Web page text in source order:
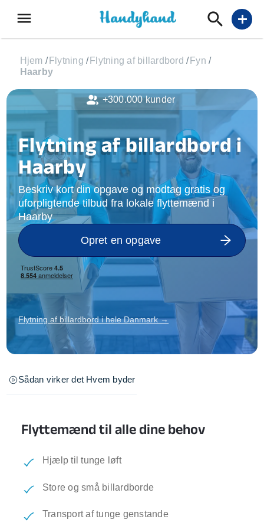
menu add
Hjem / Flytning / Flytning af billardbord / Fyn /
Haarby
Flytning af billardbord i
Haarby
Beskriv kort din opgave og modtag gratis og
uforpligtende tilbud fra lokale flyttemænd i
Haarby
Opret en opgave
Flytning af billardbord i hele Danmark →
Sådan virker det Hvem byder
Flyttemænd til alle dine behov
Hjælp til tunge løft
Store og små billardborde
Transport af tunge genstande
+300.000 kunder